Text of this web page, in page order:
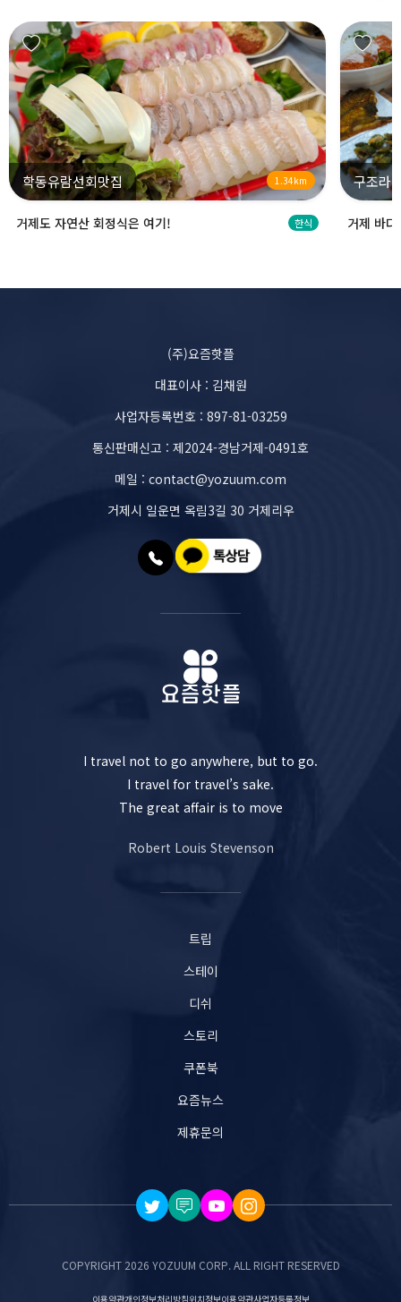
학동유람선회맛집 1.34km
거제도 자연산 회정식은 여기! 한식
구조라
거제 바
(주)요즘핫플
대표이사 : 김채원
사업자등록번호 : 897-81-03259
통신판매신고 : 제2024-경남거제-0491호
메일 : contact@yozuum.com
거제시 일운면 옥림3길 30 거제리우
I travel not to go anywhere, but to go.
I travel for travel’s sake.
The great affair is to move
Robert Louis Stevenson
트립
스테이
디쉬
스토리
쿠폰북
요즘뉴스
제휴문의
COPYRIGHT 2026 YOZUUM CORP. ALL RIGHT RESERVED
이용약관개인정보처리방침위치정보이용약관사업자등록정보